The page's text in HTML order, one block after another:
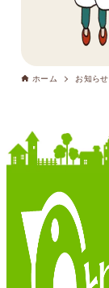
ホーム お知らせ